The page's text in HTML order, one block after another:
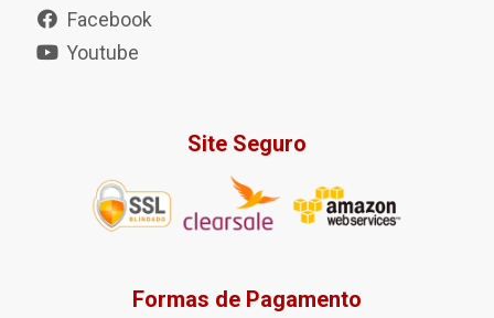
Facebook
Youtube
Site Seguro
Formas de Pagamento